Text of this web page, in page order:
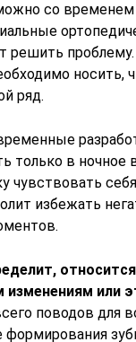
со
решить
носить,
ряд.
только в ночное
чувствовать
избежать
изменениям или
поводов для